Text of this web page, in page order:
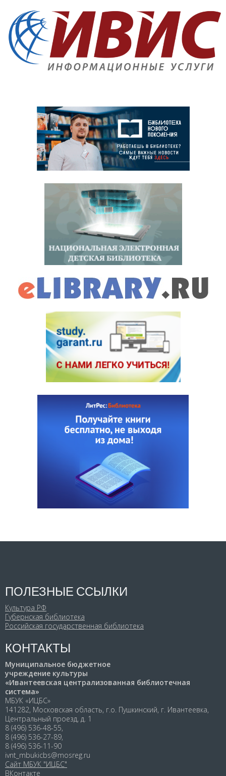
ПОЛЕЗНЫЕ ССЫЛКИ
Культура РФ
Губернская библиотека
Российская государственная библиотека
КОНТАКТЫ
Муниципальное бюджетное
учреждение культуры
«Ивантеевская централизованная библиотечная
система»
МБУК «ИЦБС»
141282, Московская область, г.о. Пушкинский, г. Ивантеевка,
Центральный проезд, д. 1
8 (496) 536-48-55,
8 (496) 536-27-89,
8 (496) 536-11-90
ivnt_mbukicbs@mosreg.ru
Сайт МБУК "ИЦБС"
ВКонтакте